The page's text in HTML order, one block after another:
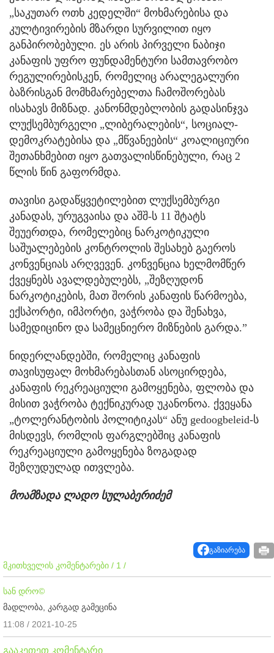
„საკუთარ ოთხ კედელში“ მოხმარებისა და
კულტივირების მზარდი სურვილით იყო
განპირობებული. ეს არის პირველი ნაბიჯი
კანაფის უფრო ფუნდამენტური სამთავრობო
რეგულირებისკენ, რომელიც არალეგალური
ბაზრისგან მომხმარებელთა ჩამოშორებას
ისახავს მიზნად. კანონმდებლობის გადასინჯვა
ლუქსემბურგელი „ლიბერალების“, სოციალ-
დემოკრატებისა და „მწვანეების“ კოალიციური
შეთანხმებით იყო გათვალისწინებული, რაც 2
წლის წინ გაფორმდა.
თავისი გადაწყვეტილებით ლუქსემბურგი
კანადას, ურუგვაისა და აშშ-ს 11 შტატს
შეუერთდა, რომელებიც ნარკოტიკული
საშუალებების კონტროლის შესახებ გაეროს
კონვენციას არღვევენ. კონვენცია ხელმომწერ
ქვეყნებს ავალდებულებს, „შეზღუდონ
ნარკოტიკების, მათ შორის კანაფის წარმოება,
ექსპორტი, იმპორტი, ვაჭრობა და შენახვა,
სამედიცინო და სამეცნიერო მიზნების გარდა.”
ნიდერლანდებში, რომელიც კანაფის
თავისუფალ მოხმარებასთან ასოცირდება,
კანაფის რეკრეაციული გამოყენება, ფლობა და
მისით ვაჭრობა ტექნიკურად უკანონოა. ქვეყანა
„ტოლერანტობის პოლიტიკას“ ანუ gedoogbeleid-ს
მისდევს, რომლის ფარგლებშიც კანაფის
რეკრეაციული გამოყენება ზოგადად
შეზღუდულად ითვლება.
მოამზადა ლადო სულაბერიძემ
გაზიარება
მკითხველის კომენტარები / 1 /
სან დრო©
მადლობა, კარგად გამეცინა
11:08 / 2021-10-25
გააკეთეთ კომენტარი